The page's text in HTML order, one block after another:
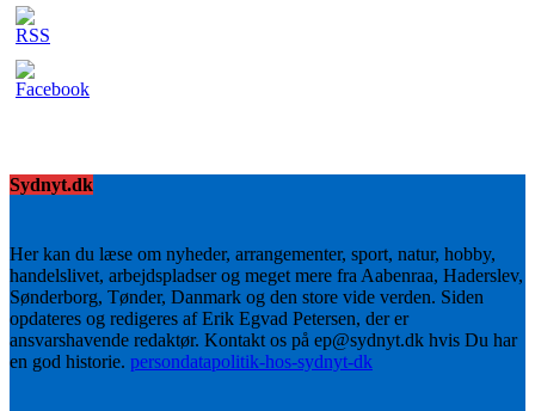
Sydnyt.dk
Her kan du læse om nyheder, arrangementer, sport, natur, hobby,
handelslivet, arbejdspladser og meget mere fra Aabenraa, Haderslev,
Sønderborg, Tønder, Danmark og den store vide verden. Siden
opdateres og redigeres af Erik Egvad Petersen, der er
ansvarshavende redaktør. Kontakt os på ep@sydnyt.dk hvis Du har
en god historie. persondatapolitik-hos-sydnyt-dk